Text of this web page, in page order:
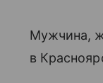
Мужчина,
в